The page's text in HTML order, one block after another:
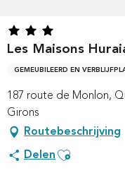
Les Maisons
GEMEUBILEERD EN
187 route de Monlon,
Girons
Routebeschrijving
Delen Ajouter aux